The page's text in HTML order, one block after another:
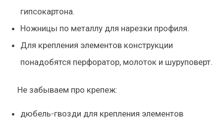
гипсокартона.
Ножницы по металлу для нарезки профиля.
Для крепления элементов конструкции
понадобятся перфоратор, молоток и шуруповерт.
Не забываем про крепеж:
дюбель-гвозди для крепления элементов